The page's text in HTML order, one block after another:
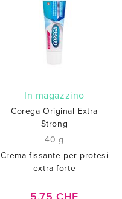
In magazzino
Corega Original Extra
Strong
40 g
Crema fissante per protesi
extra forte